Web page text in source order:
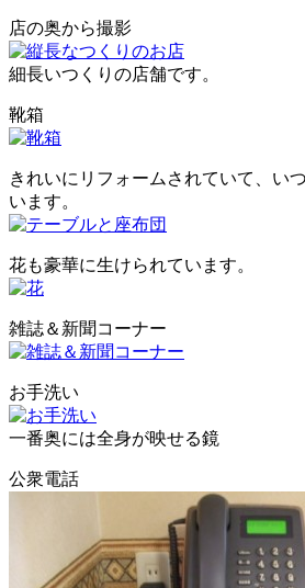
店の奥から撮影
細長いつくりの店舗です。
靴箱
きれいにリフォームされていて、い
います。
花も豪華に生けられています。
雑誌＆新聞コーナー
お手洗い
一番奥には全身が映せる鏡
公衆電話